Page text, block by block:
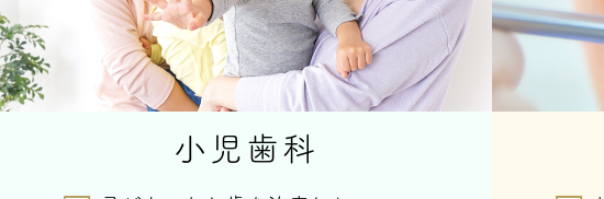
小児歯科